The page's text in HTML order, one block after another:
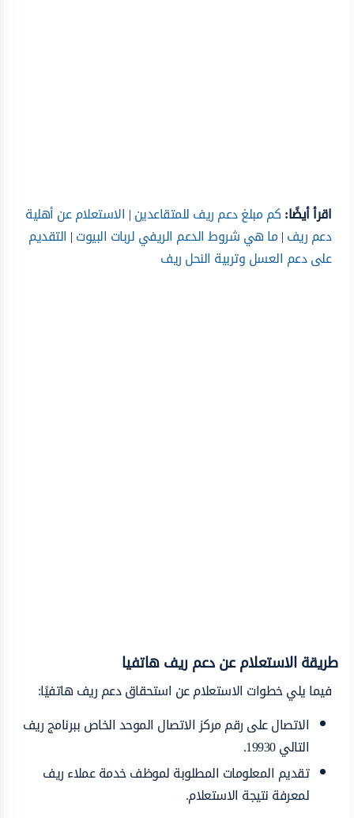
اقرأ أيضًا:كم مبلغ دعم ريف للمتقاعدين| الاستعلام عن أهلية
دعم ريف|ما هي شروط الدعم الريفي لربات البيوت| التقديم
على دعم العسل وتربية النحل ريف
طريقة الاستعلام عن دعم ريف هاتفيا
فيما يلي خطوات الاستعلام عن استحقاق دعم ريف هاتفيًا:
الاتصال على رقم مركز الاتصال الموحد الخاص ببرنامج ريف
التالي 19930.
تقديم المعلومات المطلوبة لموظف خدمة عملاء ريف
لمعرفة نتيجة الاستعلام.